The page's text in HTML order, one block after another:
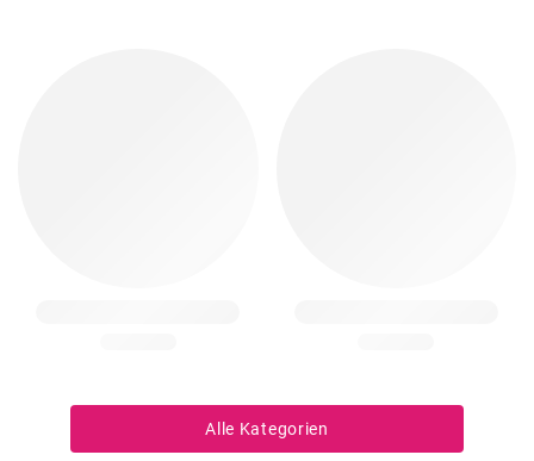
Alle Kategorien